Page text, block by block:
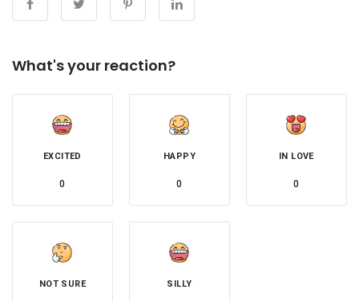
What's your reaction?
EXCITED
0
HAPPY
0
IN LOVE
0
NOT SURE SILLY